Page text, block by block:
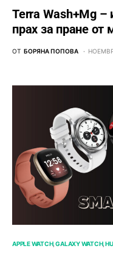
Terra Wash+Mg –
прах за пране от
ОТ БОРЯНА ПОПОВА
APPLE WATCH GALAXY WATCH